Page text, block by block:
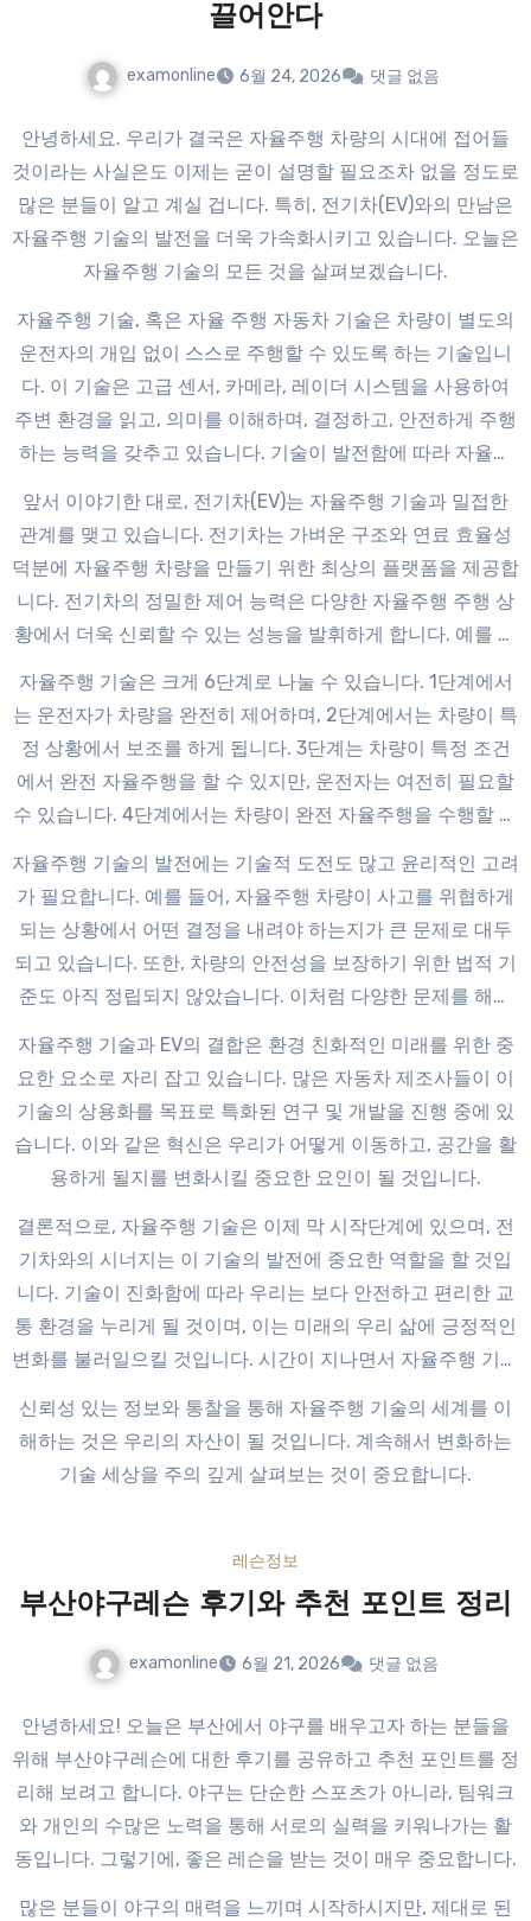
끌어안다
examonline 6월 24, 2026 댓글 없음
안녕하세요. 우리가 결국은 자율주행 차량의 시대에 접어들
것이라는 사실은도 이제는 굳이 설명할 필요조차 없을 정도로
많은 분들이 알고 계실 겁니다. 특히, 전기차(EV)와의 만남은
자율주행 기술의 발전을 더욱 가속화시키고 있습니다. 오늘은
자율주행 기술의 모든 것을 살펴보겠습니다.
자율주행 기술, 혹은 자율 주행 자동차 기술은 차량이 별도의
운전자의 개입 없이 스스로 주행할 수 있도록 하는 기술입니
다. 이 기술은 고급 센서, 카메라, 레이더 시스템을 사용하여
주변 환경을 읽고, 의미를 이해하며, 결정하고, 안전하게 주행
하는 능력을 갖추고 있습니다. 기술이 발전함에 따라 자율주
행 차량은 더욱 똑똑해지고 있으며, 이는 EV와의 연계로 더욱
진화할 것입니다.
앞서 이야기한 대로, 전기차(EV)는 자율주행 기술과 밀접한
관계를 맺고 있습니다. 전기차는 가벼운 구조와 연료 효율성
덕분에 자율주행 차량을 만들기 위한 최상의 플랫폼을 제공합
니다. 전기차의 정밀한 제어 능력은 다양한 자율주행 주행 상
황에서 더욱 신뢰할 수 있는 성능을 발휘하게 합니다. 예를 들
자율주행 기술은 크게 6단계로 나눌 수 있습니다. 1단계에서
는 운전자가 차량을 완전히 제어하며, 2단계에서는 차량이 특
정 상황에서 보조를 하게 됩니다. 3단계는 차량이 특정 조건
에서 완전 자율주행을 할 수 있지만, 운전자는 여전히 필요할
수 있습니다. 4단계에서는 차량이 완전 자율주행을 수행할 수
자율주행 기술의 발전에는 기술적 도전도 많고 윤리적인 고려
가 필요합니다. 예를 들어, 자율주행 차량이 사고를 위협하게
되는 상황에서 어떤 결정을 내려야 하는지가 큰 문제로 대두
되고 있습니다. 또한, 차량의 안전성을 보장하기 위한 법적 기
준도 아직 정립되지 않았습니다. 이처럼 다양한 문제를 해결
자율주행 기술과 EV의 결합은 환경 친화적인 미래를 위한 중
요한 요소로 자리 잡고 있습니다. 많은 자동차 제조사들이 이
기술의 상용화를 목표로 특화된 연구 및 개발을 진행 중에 있
습니다. 이와 같은 혁신은 우리가 어떻게 이동하고, 공간을 활
용하게 될지를 변화시킬 중요한 요인이 될 것입니다.
결론적으로, 자율주행 기술은 이제 막 시작단계에 있으며, 전
기차와의 시너지는 이 기술의 발전에 중요한 역할을 할 것입
니다. 기술이 진화함에 따라 우리는 보다 안전하고 편리한 교
통 환경을 누리게 될 것이며, 이는 미래의 우리 삶에 긍정적인
변화를 불러일으킬 것입니다. 시간이 지나면서 자율주행 기술
차 디시
신뢰성 있는 정보와 통찰을 통해 자율주행 기술의 세계를 이
해하는 것은 우리의 자산이 될 것입니다. 계속해서 변화하는
기술 세상을 주의 깊게 살펴보는 것이 중요합니다.
레슨정보
부산야구레슨 후기와 추천 포인트 정리
examonline 6월 21, 2026 댓글 없음
안녕하세요! 오늘은 부산에서 야구를 배우고자 하는 분들을
위해 부산야구레슨에 대한 후기를 공유하고 추천 포인트를 정
리해 보려고 합니다. 야구는 단순한 스포츠가 아니라, 팀워크
와 개인의 수많은 노력을 통해 서로의 실력을 키워나가는 활
동입니다. 그렇기에, 좋은 레슨을 받는 것이 매우 중요합니다.
많은 분들이 야구의 매력을 느끼며 시작하시지만, 제대로 된